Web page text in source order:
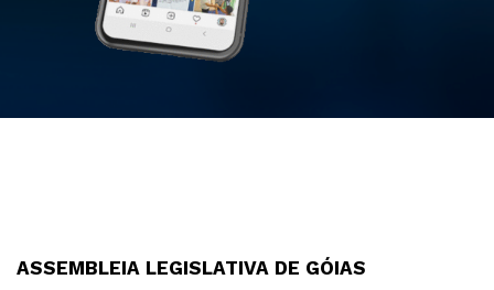
ASSEMBLEIA LEGISLATIVA DE GÓIAS